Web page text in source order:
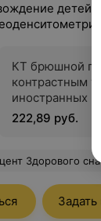
детей
КТ брюшной
контрастным
иностранных
222,89 руб.
подход к своим пациентам. Ну и особую благодарность хочу выразить Лукашевич Марии